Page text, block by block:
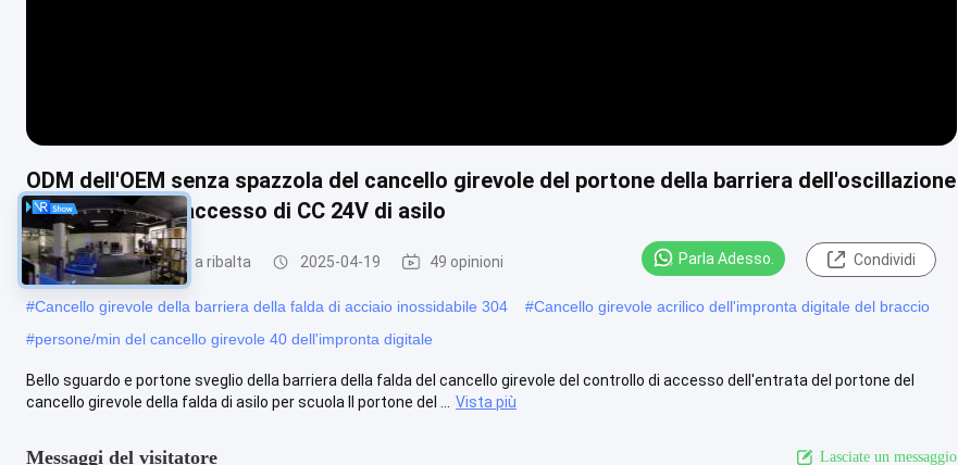
ODM dell'OEM senza spazzola del cancello girevole del portone della barriera dell'oscillazione
del controllo di accesso di CC 24V di asilo
Tornello con barriera a ribalta 2025-04-19 49 opinioni Parla Adesso. Condividi
#Cancello girevole della barriera della falda di acciaio inossidabile 304 #Cancello girevole acrilico dell'impronta digitale del braccio
#persone/min del cancello girevole 40 dell'impronta digitale
Bello sguardo e portone sveglio della barriera della falda del cancello girevole del controllo di accesso dell'entrata del portone del
cancello girevole della falda di asilo per scuola Il portone del ...
Vista più
Messaggi del visitatore Lasciate un messaggio